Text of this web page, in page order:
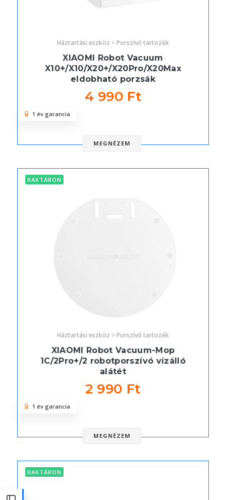
Háztartási eszköz > Porszívó tartozék
XIAOMI Robot Vacuum
X10+/X10/X20+/X20Pro/X20Max
eldobható porzsák
4 990 Ft
MEGNÉZEM
1 év garancia
RAKTÁRON
Háztartási eszköz > Porszívó tartozék
XIAOMI Robot Vacuum-Mop
1C/2Pro+/2 robotporszívó vízálló
alátét
2 990 Ft
MEGNÉZEM
1 év garancia
RAKTÁRON